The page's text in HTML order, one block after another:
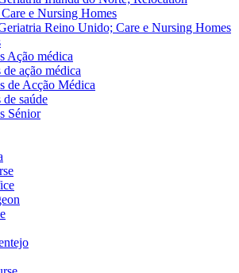
e Nursing Homes
Reino Unido; Care e Nursing Homes
Ação médica
ação médica
de Acção Médica
saúde
Sénior